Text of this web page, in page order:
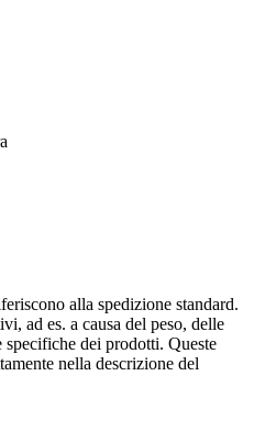
alla spedizione standard.
ad es. a causa del peso, delle
dei prodotti. Queste
nella descrizione del